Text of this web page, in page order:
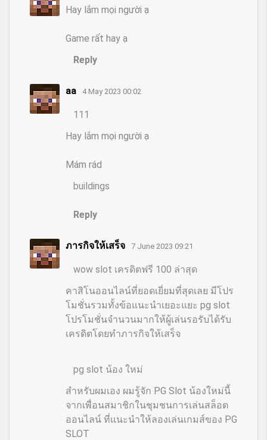
Hay lắm mọi người ạ
Game rất hay ạ
Reply
aa 4 May 2023 00:02
111
Hay lắm mọi người ạ
Mám rád
buildings
Reply
ภารกิจให้เสร็จ 7 June 2023 09:21
wow slot เครดิตฟรี 100 ล่าสุด
คาสิโนออนไลน์ที่ยอดเยี่ยมที่สุดเลย มีโปร
โมชั่นรวมทั้งข้อแนะนำเยอะแยะ pg slot
โปรโมชั่นจำนวนมากให้ผู้เล่นรอรับได้รับ
เครดิตโดยทำภารกิจให้เสร็จ
pg slot น้อง ใหม่
สำหรับผมเอง ผมรู้จัก PG Slot น้องใหม่นี้
จากเพื่อนสมาชิกในชุมชนการเล่นสล็อต
ออนไลน์ ที่แนะนำให้ลองเล่นเกมส์ของ PG
SLOT